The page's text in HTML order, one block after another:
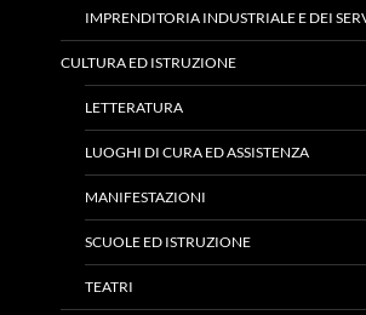
IMPRENDITORIA INDUSTRIALE E DEI
CULTURA ED ISTRUZIONE
LETTERATURA
LUOGHI DI CURA ED ASSISTENZA
MANIFESTAZIONI
SCUOLE ED ISTRUZIONE
TEATRI